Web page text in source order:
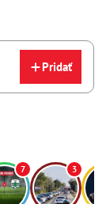
Pridať
7 3